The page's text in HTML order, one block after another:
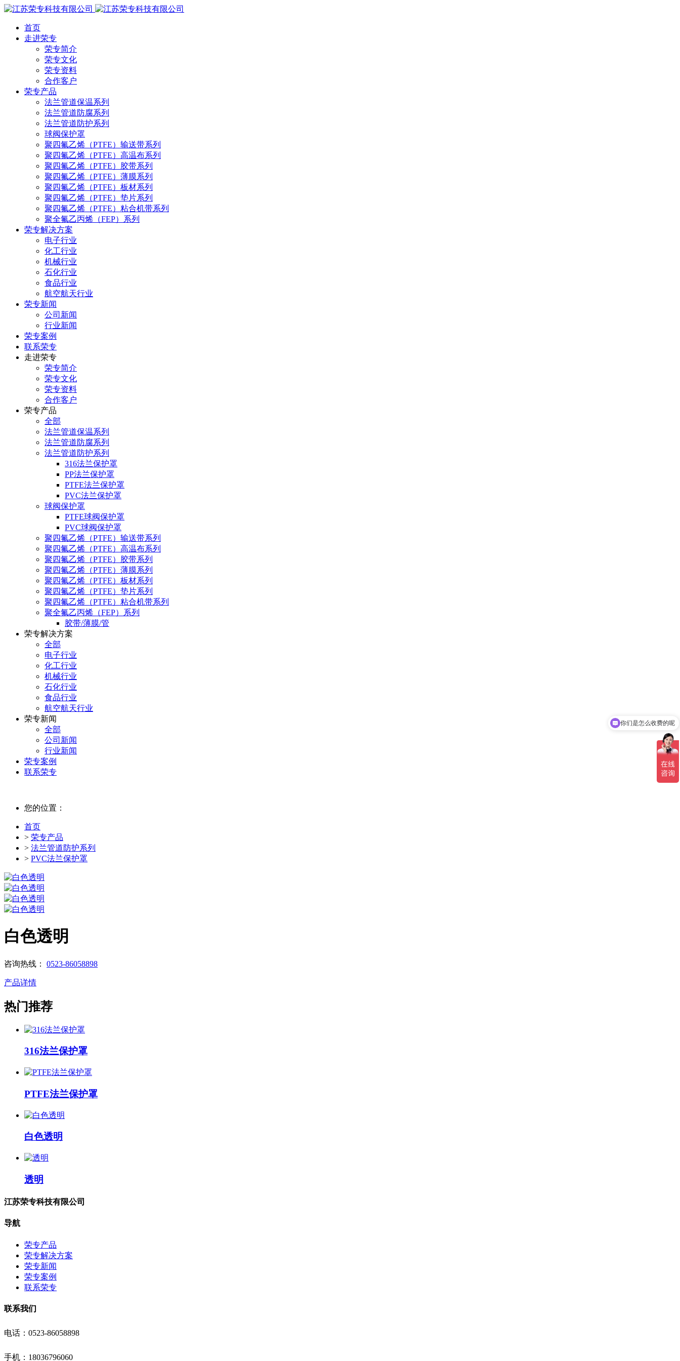
首页
走进荣专
荣专简介
荣专文化
荣专资料
合作客户
荣专产品
法兰管道保温系列
法兰管道防腐系列
法兰管道防护系列
球阀保护罩
聚四氟乙烯（PTFE）输送带系列
聚四氟乙烯（PTFE）高温布系列
聚四氟乙烯（PTFE）胶带系列
聚四氟乙烯（PTFE）薄膜系列
聚四氟乙烯（PTFE）板材系列
聚四氟乙烯（PTFE）垫片系列
聚四氟乙烯（PTFE）粘合机带系列
聚全氟乙丙烯（FEP）系列
荣专解决方案
电子行业
化工行业
机械行业
石化行业
食品行业
航空航天行业
荣专新闻
公司新闻
行业新闻
荣专案例
联系荣专
走进荣专
荣专简介
荣专文化
荣专资料
合作客户
荣专产品
全部
法兰管道保温系列
法兰管道防腐系列
法兰管道防护系列
316法兰保护罩
PP法兰保护罩
PTFE法兰保护罩
PVC法兰保护罩
球阀保护罩
PTFE球阀保护罩
PVC球阀保护罩
聚四氟乙烯（PTFE）输送带系列
聚四氟乙烯（PTFE）高温布系列
聚四氟乙烯（PTFE）胶带系列
聚四氟乙烯（PTFE）薄膜系列
聚四氟乙烯（PTFE）板材系列
聚四氟乙烯（PTFE）垫片系列
聚四氟乙烯（PTFE）粘合机带系列
聚全氟乙丙烯（FEP）系列
胶带/薄膜/管
荣专解决方案
全部
电子行业
化工行业
机械行业
石化行业
食品行业
航空航天行业
荣专新闻
全部
公司新闻
行业新闻
荣专案例
联系荣专
您的位置：
首页
> 荣专产品
> 法兰管道防护系列
> PVC法兰保护罩
白色透明
咨询热线： 0523-86058898
产品详情
热门推荐
316法兰保护罩
PTFE法兰保护罩
白色透明
透明
江苏荣专科技有限公司
导航
荣专产品
荣专解决方案
荣专新闻
荣专案例
联系荣专
联系我们
电话：0523-86058898
手机：18036796060
你们是怎么收费的呢